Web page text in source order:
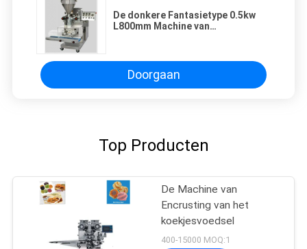
De donkere Fantasietype 0.5kw
L800mm Machine van
Doorgaan
Top Producten
De Machine van
Encrusting van het
koekjesvoedsel
400-15000 MOQ:1